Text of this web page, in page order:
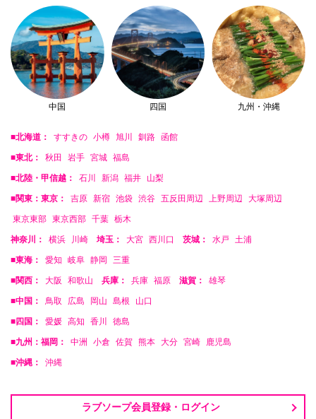
中国 四国 九州・沖縄
■北海道： すすきの 小樽 旭川 釧路 函館
■東北： 秋田 岩手 宮城 福島
■北陸・甲信越： 石川 新潟 福井 山梨
■関東：東京： 吉原 新宿 池袋 渋谷 五反田周辺 上野周辺 大塚周辺
東京東部 東京西部 千葉 栃木
神奈川： 横浜 川崎 埼玉： 大宮 西川口 茨城： 水戸 土浦
■東海： 愛知 岐阜 静岡 三重
■関西： 大阪 和歌山 兵庫： 兵庫 福原 滋賀： 雄琴
■中国： 鳥取 広島 岡山 島根 山口
■四国： 愛媛 高知 香川 徳島
■九州：福岡： 中洲 小倉 佐賀 熊本 大分 宮崎 鹿児島
■沖縄： 沖縄
ラブソープ会員登録・ログイン